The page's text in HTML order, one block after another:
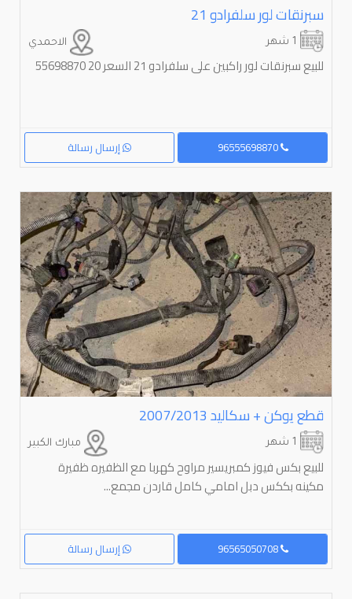
سبرنقات لور سلفرادو ⁦⁦21⁩⁩
الاحمدي
للبيع سبرنقات لور راكبين على سلفرادو 21 السعر 20 55698870
إرسال رسالة 96555698870
قطع يوكن + سكاليد ⁦⁦2007/2013
مبارك الكبير
للبيع بكس فيوز كمبريسير مراوح كهربا مع الظفيره ظفيرة
مكينه بككس دبل امامي كامل قاردن مجمع...
إرسال رسالة 96565050708